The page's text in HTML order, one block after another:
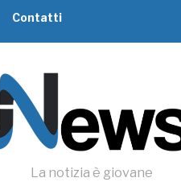
Contatti
La notizia è giovane